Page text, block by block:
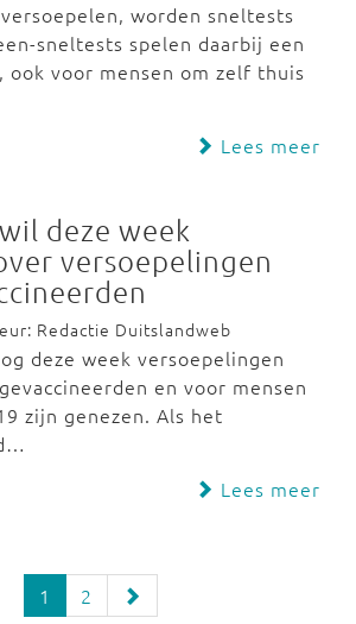
worden sneltests
sneltests spelen daarbij een
ook voor mensen om zelf thuis
Lees meer
deze week
versoepelingen
Redactie Duitslandweb
deze week versoepelingen
en voor mensen
zijn genezen. Als het
Lees meer
1 2